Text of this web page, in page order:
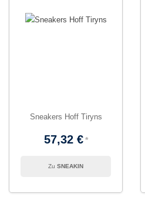
Sneakers Hoff Tiryns
57,32 €
SNEAKIN